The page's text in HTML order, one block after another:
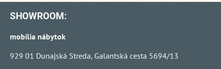
SHOWROOM:
mobilia nábytok
929 01 Dunajská Streda, Galantská cesta 5694/13